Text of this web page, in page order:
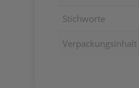
Stichworte
Verpackungsinhalt